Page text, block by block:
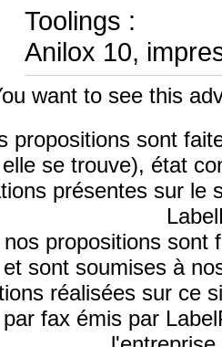
Toolings :
Anilox 10,
want to see this
propositions sont
elle se trouve), état
présentes sur le
nos propositions sont
sont soumises à
réalisées sur ce
fax émis par